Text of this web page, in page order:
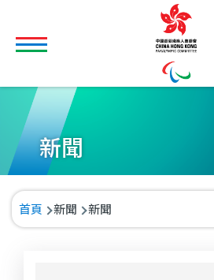
Toggle main menu visibility
新聞
導
航
首頁 新聞 新聞